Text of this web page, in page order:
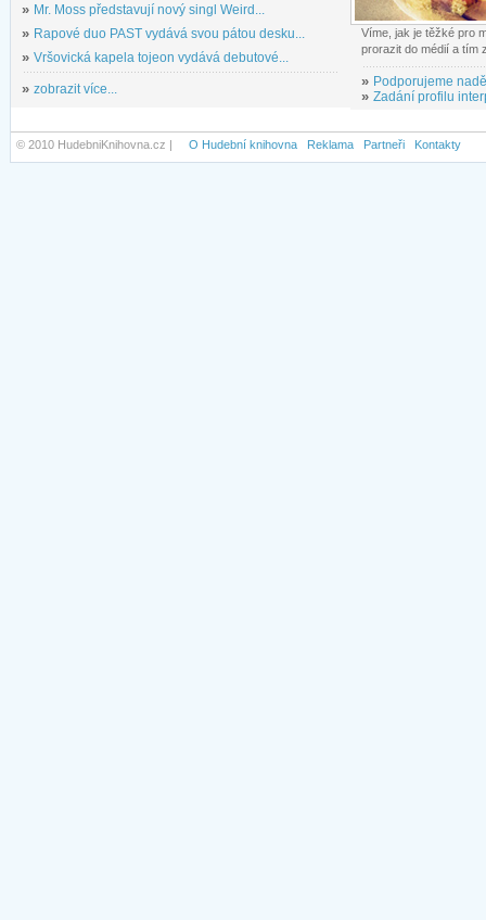
» Mr. Moss představují nový singl Weird...
» Rapové duo PAST vydává svou pátou desku...
» Vršovická kapela tojeon vydává debutové...
» zobrazit více...
Víme, jak je těžké pro
prorazit do médií a tím
» Podporujeme
» Zadání profilu
© 2010 HudebniKnihovna.cz | O Hudební knihovna Reklama Partneři Kontakty